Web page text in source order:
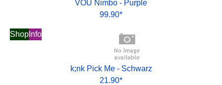
VOU Nimbo - Purple
99.90*
Shop Info
k;nk Pick Me - Schwarz
21.90*